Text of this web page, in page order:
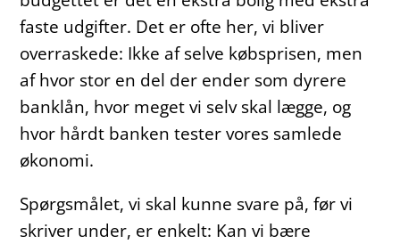
faste udgifter. Det er ofte her, vi bliver
overraskede: Ikke af selve købsprisen, men
af hvor stor en del der ender som dyrere
banklån, hvor meget vi selv skal lægge, og
hvor hårdt banken tester vores samlede
økonomi.
Spørgsmålet, vi skal kunne svare på, før vi
skriver under, er enkelt: Kan vi bære